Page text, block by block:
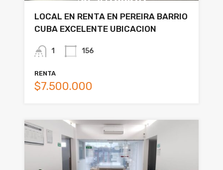
LOCAL EN RENTA EN PEREIRA BARRIO
CUBA EXCELENTE UBICACION
1 156
RENTA
$7.500.000